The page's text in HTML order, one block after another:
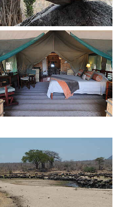
Show larger version